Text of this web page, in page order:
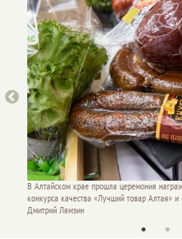
В Алтайском крае прошла церемония
конкурса качества «Лучший товар Алтая»
Дмитрий Лямзин